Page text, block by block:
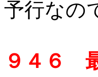
予行なの
９４６